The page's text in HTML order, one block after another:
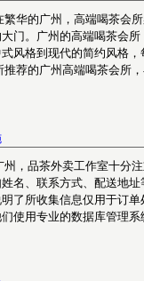
华的广州，高端喝茶会
门。广州的高端喝茶会
风格到现代的简约风格
荐的广州高端喝茶会所
，品茶外卖工作室十分
名、联系方式、配送地
了所收集信息仅用于订
使用专业的数据库管理